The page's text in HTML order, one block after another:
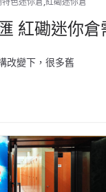
紅磡迷你倉
改變下，很多舊